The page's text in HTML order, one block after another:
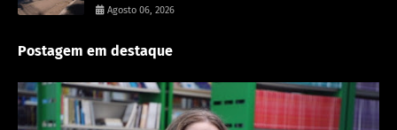
Agosto 06, 2026
Postagem em destaque